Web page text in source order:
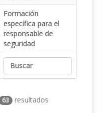
Formación
específica para el
responsable de
seguridad
63 resultados